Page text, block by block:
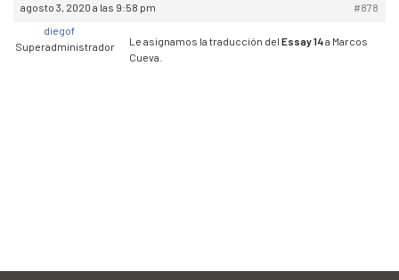
agosto 3, 2020 a las 9:58 pm
#878
diegof
Superadministrador
Le asignamos la traducción del Essay 14a Marcos
Cueva.